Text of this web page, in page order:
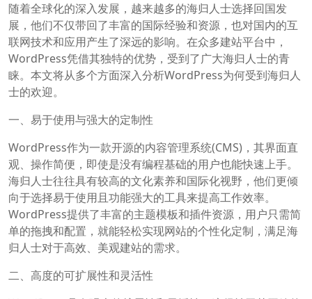
随着全球化的深入发展，越来越多的海归人士选择回国发
展，他们不仅带回了丰富的国际经验和资源，也对国内的互
联网技术和应用产生了深远的影响。在众多建站平台中，
WordPress凭借其独特的优势，受到了广大海归人士的青
睐。本文将从多个方面深入分析WordPress为何受到海归人
士的欢迎。
一、易于使用与强大的定制性
WordPress作为一款开源的内容管理系统(CMS)，其界面直
观、操作简便，即使是没有编程基础的用户也能快速上手。
海归人士往往具有较高的文化素养和国际化视野，他们更倾
向于选择易于使用且功能强大的工具来提高工作效率。
WordPress提供了丰富的主题模板和插件资源，用户只需简
单的拖拽和配置，就能轻松实现网站的个性化定制，满足海
归人士对于高效、美观建站的需求。
二、高度的可扩展性和灵活性